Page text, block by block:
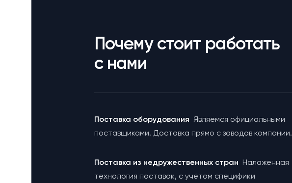
Почему стоит работать
с нами
Поставка оборудования Являемся официальными
поставщиками. Доставка прямо с заводов компании.
Поставка из недружественных стран Налаженная
технология поставок, с учётом специфики